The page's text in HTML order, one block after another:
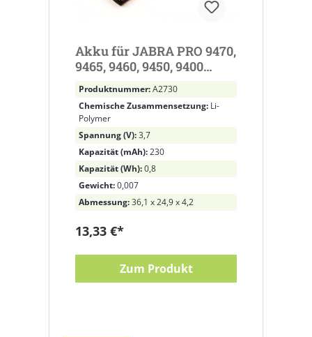
Akku für JABRA PRO 9470,
9465, 9460, 9450, 9400
ersetzt AHB412434PJ,
14192-00
Produktnummer:A2730
Chemische Zusammensetzung: Li-
Polymer
Spannung (V):3,7
Kapazität (mAh):230
Kapazität (Wh):0,8
Gewicht:0,007
Abmessung:36,1 x 24,9 x 4,2
13,33 €*
Zum Produkt